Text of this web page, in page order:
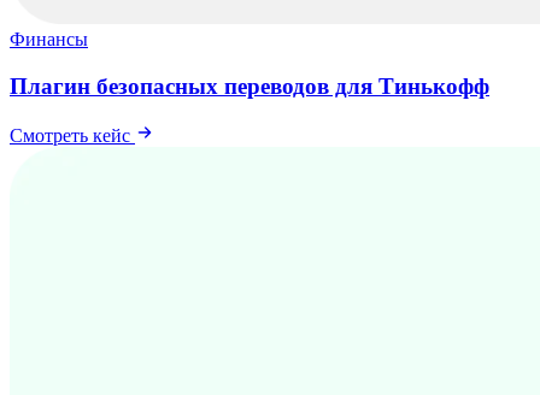
Финансы
Плагин безопасных переводов для Тинькофф
Смотреть кейс